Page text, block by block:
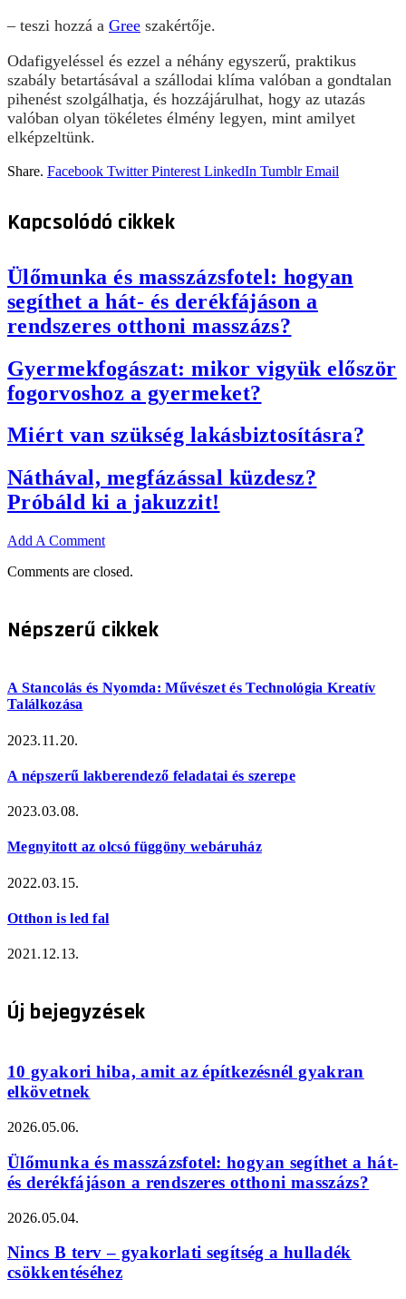
– teszi hozzá a Gree szakértője.
Odafigyeléssel és ezzel a néhány egyszerű, praktikus
szabály betartásával a szállodai klíma valóban a gondtalan
pihenést szolgálhatja, és hozzájárulhat, hogy az utazás
valóban olyan tökéletes élmény legyen, mint amilyet
elképzeltünk.
Share. Facebook Twitter Pinterest LinkedIn Tumblr Email
Kapcsolódó cikkek
Ülőmunka és masszázsfotel: hogyan
segíthet a hát- és derékfájáson a
rendszeres otthoni masszázs?
Gyermekfogászat: mikor vigyük először
fogorvoshoz a gyermeket?
Miért van szükség lakásbiztosításra?
Náthával, megfázással küzdesz?
Próbáld ki a jakuzzit!
Add A Comment
Comments are closed.
Népszerű cikkek
A Stancolás és Nyomda: Művészet és Technológia Kreatív
Találkozása
2023.11.20.
A népszerű lakberendező feladatai és szerepe
2023.03.08.
Megnyitott az olcsó függöny webáruház
2022.03.15.
Otthon is led fal
2021.12.13.
Új bejegyzések
10 gyakori hiba, amit az építkezésnél gyakran
elkövetnek
2026.05.06.
Ülőmunka és masszázsfotel: hogyan segíthet a hát-
és derékfájáson a rendszeres otthoni masszázs?
2026.05.04.
Nincs B terv – gyakorlati segítség a hulladék
csökkentéséhez